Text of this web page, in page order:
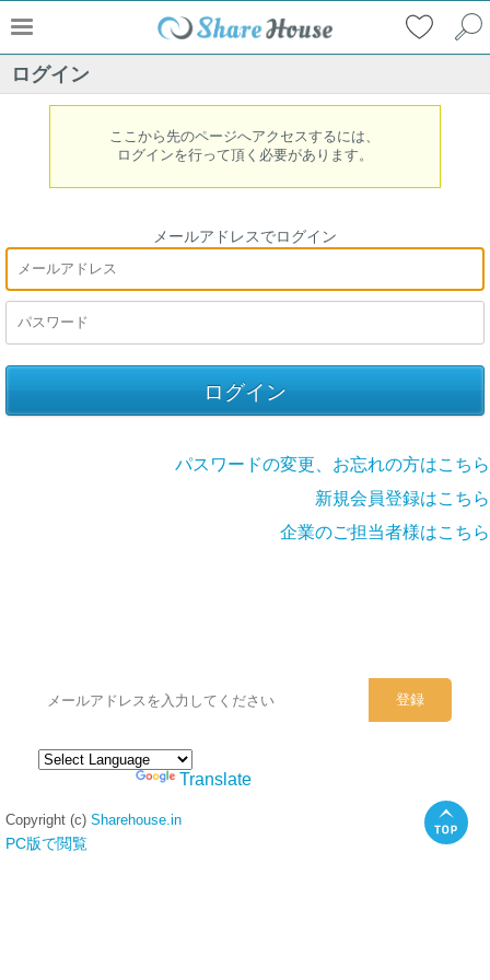
ログイン
ここから先のページへアクセスするには、
ログインを行って頂く必要があります。
メールアドレスでログイン
パスワードの変更、お忘れの方はこちら
新規会員登録はこちら
企業のご担当者様はこちら
Translate
Copyright (c) Sharehouse.in
PC版で閲覧